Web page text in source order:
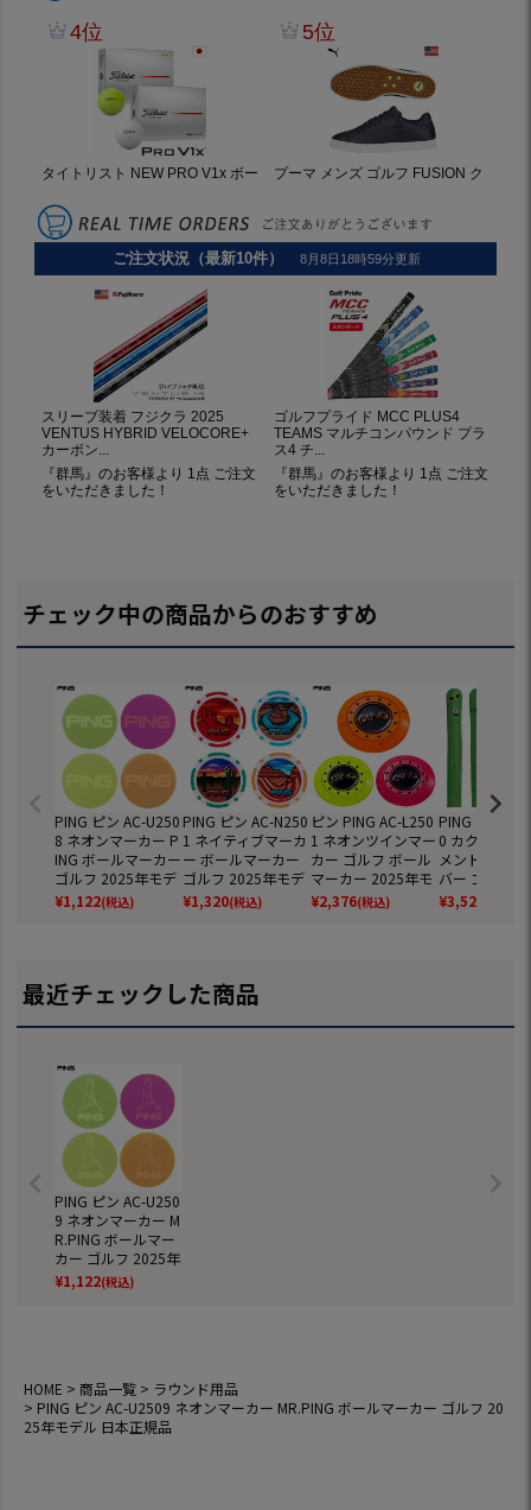
チェック中の商品からのおすすめ
PING ピン AC-U250
8 ネオンマーカー P
ING ボールマーカー
ゴルフ 2025年モデ
ル 日本正規品
¥1,122(税込)
PING ピン AC-N250
1 ネイティブマーカ
ー ボールマーカー
ゴルフ 2025年モデ
ル 日本正規品
¥1,320(税込)
ピン PING AC-L250
1 ネオンツインマー
カー ゴルフ ボール
マーカー 2025年モ
デル 日本正規品
¥2,376(税込)
PING ピン
0 カクタス ア
メントスティ
バー ゴルフ
モデル 日本正
¥3,520
最近チェックした商品
PING ピン AC-U250
9 ネオンマーカー M
R.PING ボールマー
カー ゴルフ 2025年
モデル 日本正規品
¥1,122(税込)
HOME 商品一覧
ラウンド用品
PING ピン AC-U2509 ネオンマーカー MR.PING ボールマーカー ゴルフ 20
25年モデル 日本正規品